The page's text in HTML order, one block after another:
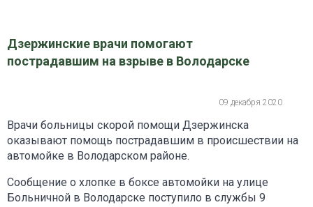
Дзержинские врачи помогают
пострадавшим на взрыве в Володарске
09 декабря 2020
Врачи больницы скорой помощи Дзержинска
оказывают помощь пострадавшим в происшествии на
автомойке в Володарском районе.
Сообщение о хлопке в боксе автомойки на улице
Больничной в Володарске поступило в службы 9